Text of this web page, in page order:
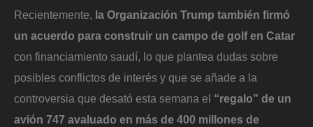
Recientemente, la Organización Trump también firmó
un acuerdo para construir un campo de golf en Catar
con financiamiento saudí, lo que plantea dudas sobre
posibles conflictos de interés y que se añade a la
controversia que desató esta semana el “regalo” de un
avión 747 avaluado en más de 400 millones de